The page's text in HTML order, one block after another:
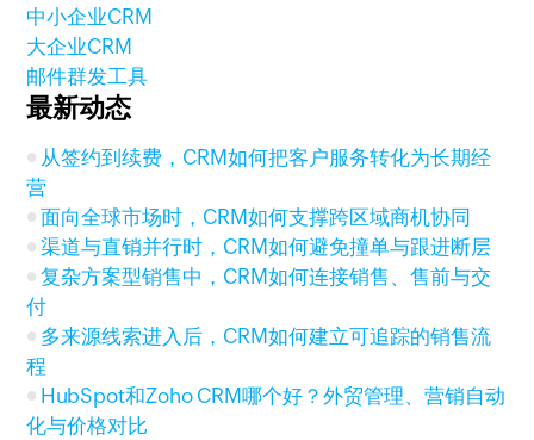
中小企业CRM
大企业CRM
邮件群发工具
最新动态
从签约到续费，CRM如何把客户服务转化为长期经
营
面向全球市场时，CRM如何支撑跨区域商机协同
渠道与直销并行时，CRM如何避免撞单与跟进断层
复杂方案型销售中，CRM如何连接销售、售前与交
付
多来源线索进入后，CRM如何建立可追踪的销售流
程
HubSpot和Zoho CRM哪个好？外贸管理、营销自动
化与价格对比